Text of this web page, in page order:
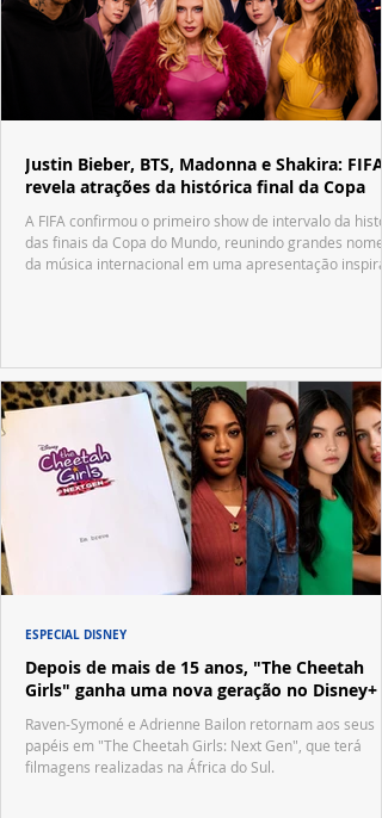
Justin Bieber, BTS, Madonna e Shakira: FIFA
revela atrações da histórica final da Copa
A FIFA confirmou o primeiro show de intervalo da
das finais da Copa do Mundo, reunindo grandes nomes
da música internacional em uma apresentação
Depois de mais de 15 anos, "The Cheetah
Girls" ganha uma nova geração no Disney+
Raven-Symoné e Adrienne Bailon retornam aos seus
papéis em "The Cheetah Girls: Next Gen", que terá
filmagens realizadas na África do Sul.
ESPECIAL DISNEY